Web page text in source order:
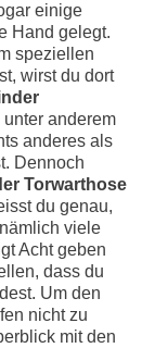
einige
Hand gelegt.
speziellen
wirst du dort
anderem
anderes als
Dennoch
Torwarthose
du genau,
viele
Acht geben
dass du
Um den
nicht zu
mit den